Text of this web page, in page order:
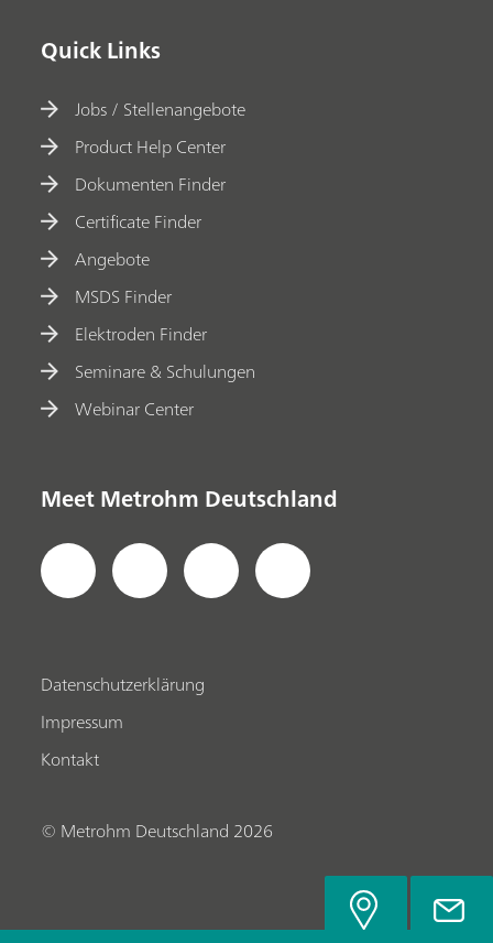
Quick Links
Jobs / Stellenangebote
Product Help Center
Dokumenten Finder
Certificate Finder
Angebote
MSDS Finder
Elektroden Finder
Seminare & Schulungen
Webinar Center
Meet Metrohm Deutschland
Datenschutzerklärung
Impressum
Kontakt
© Metrohm Deutschland 2026